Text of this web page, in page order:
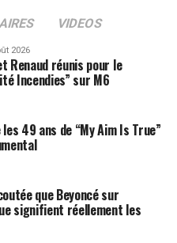
VIDEOS
2026
Renaud réunis pour le
Incendies” sur M6
49 ans de “My Aim Is True”
que Beyoncé sur
signifient réellement les